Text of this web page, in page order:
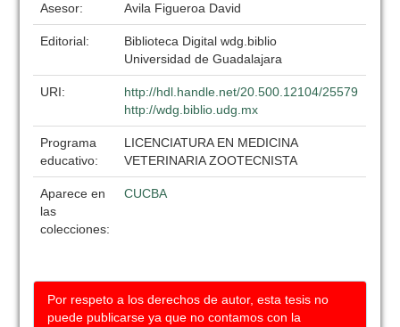
Asesor: Avila Figueroa David
Editorial:
Biblioteca Digital wdg.biblio
Universidad de Guadalajara
URI:
http://hdl.handle.net/20.500.12104/25579
http://wdg.biblio.udg.mx
Programa
educativo:
LICENCIATURA EN MEDICINA
VETERINARIA ZOOTECNISTA
Aparece en
las
colecciones:
CUCBA
Por respeto a los derechos de autor, esta tesis no
puede publicarse ya que no contamos con la